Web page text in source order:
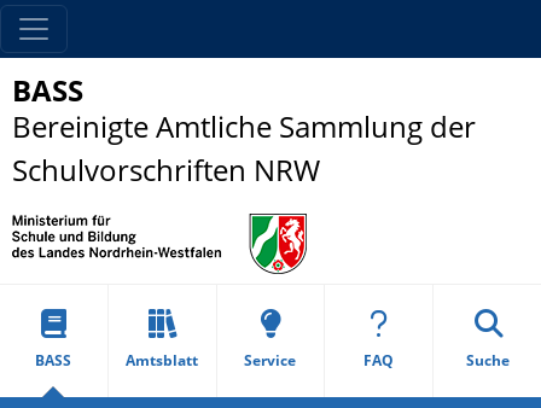
BASS
Bereinigte Amtliche Sammlung der
Schulvorschriften NRW
BASS Amtsblatt Service FAQ Suche